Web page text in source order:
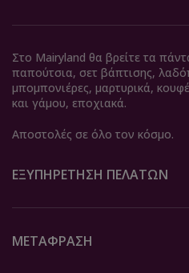
Στο Mairyland θα βρείτε τα
παπούτσια, σετ βάπτισης,
μπομπονιέρες, μαρτυρικά,
και γάμου, εποχιακά.
Αποστολές σε όλο τον κόσμο.
ΕΞΥΠΗΡΈΤΗΣΗ ΠΕΛΑΤΏΝ
ΜΕΤΆΦΡΑΣΗ